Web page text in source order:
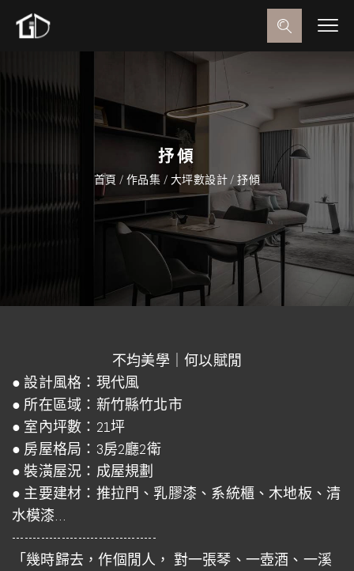
抒傾
首頁/ 作品集 / 大坪數設計/ 抒傾
不均美學｜何以賦閒
● 設計風格：現代風
● 所在區域：新竹縣竹北市
● 室內坪數：21坪
● 房屋格局：3房2廳2衛
● 裝潢屋況：成屋規劃
● 主要建材：推拉門、乳膠漆、系統櫃、木地板、清
水模漆…
-----------------------------------
「幾時歸去，作個閒人， 對一張琴、一壺酒、一溪